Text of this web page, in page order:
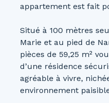
appartement est fait
Situé à 100 mètres
Marie et au pied de
pièces de 59,25 m²
d’une résidence
agréable à vivre,
environnement